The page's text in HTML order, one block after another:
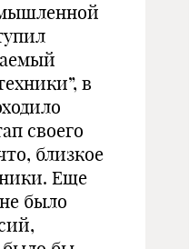
в
своего
близкое
Еще
было